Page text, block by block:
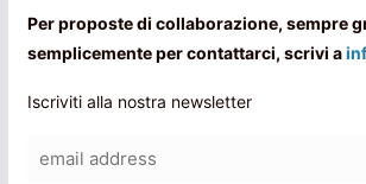
Per proposte di collaborazione, sempre
semplicemente per contattarci, scrivi a
Iscriviti alla nostra newsletter